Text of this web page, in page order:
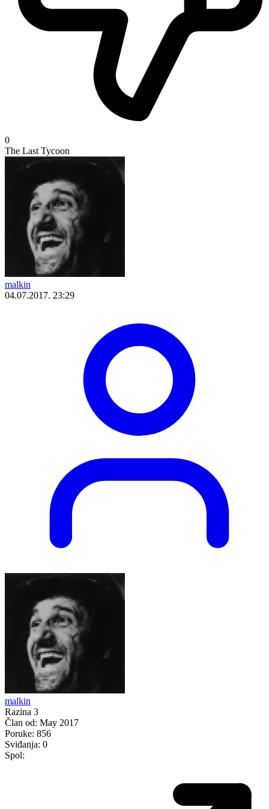
0
The Last Tycoon
malkin
04.07.2017. 23:29
malkin
Razina 3
Član od: May 2017
Poruke: 856
Sviđanja: 0
Spol: